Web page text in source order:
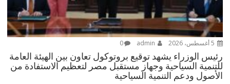
0
رئيس الوزراء يشهد توقيع بروتوكول تعاون بين الهيئة العامة
للتنمية السياحية وجهاز مستقبل مصر لتعظيم الاستفادة من
الأصول ودعم التنمية السياحية